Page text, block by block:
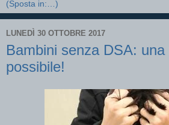
LUNEDÌ 30 OTTOBRE 2017
Bambini senza DSA: una
possibile!